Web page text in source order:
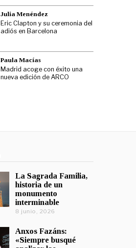
Julia Menéndez
Eric Clapton y su ceremonia del
adiós en Barcelona
Paula Macías
Madrid acoge con éxito una
nueva edición de ARCO
La Sagrada Familia,
historia de un
monumento
interminable
8 junio, 2026
Anxos Fazáns:
«Siempre busqué